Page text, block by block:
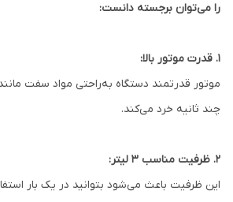
را می‌توان برجسته دانست:
۱. قدرت موتور بالا:
موتور قدرتمند دستگاه به‌راحتی مواد سفت
چند ثانیه خرد می‌کند.
۲. ظرفیت مناسب 3 لیتر:
این ظرفیت باعث می‌شود بتوانید در یک بار